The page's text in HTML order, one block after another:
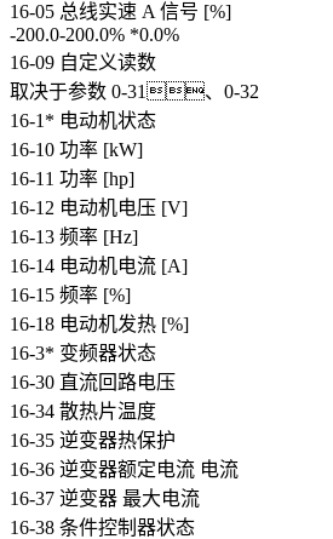
16-05 总线实速 A 信号 [%]
-200.0-200.0% *0.0%
16-09 自定义读数
取决于参数 0-31、0-32
16-1* 电动机状态
16-10 功率 [kW]
16-11 功率 [hp]
16-12 电动机电压 [V]
16-13 频率 [Hz]
16-14 电动机电流 [A]
16-15 频率 [%]
16-18 电动机发热 [%]
16-3* 变频器状态
16-30 直流回路电压
16-34 散热片温度
16-35 逆变器热保护
16-36 逆变器额定电流 电流
16-37 逆变器 最大电流
16-38 条件控制器状态